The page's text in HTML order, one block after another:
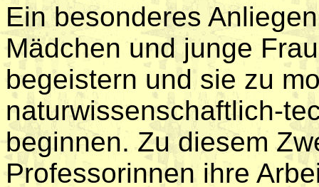
Ein besonderes
Mädchen und junge
begeistern und sie zu
naturwissenschaftlich-
beginnen. Zu diesem
Professorinnen ihre